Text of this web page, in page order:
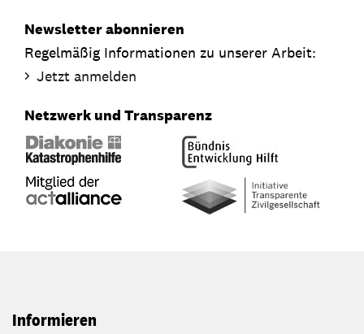
Newsletter abonnieren
Regelmäßig Informationen zu unserer Arbeit:
Jetzt anmelden
Netzwerk und Transparenz
Informieren